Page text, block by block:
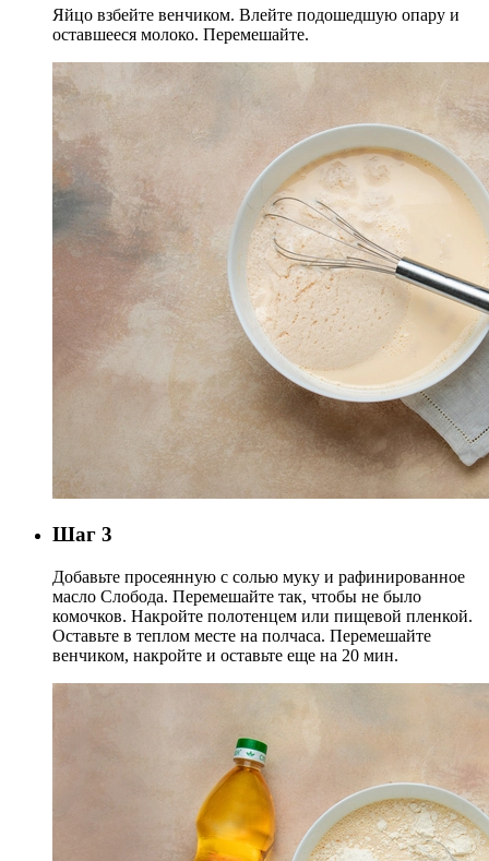
Яйцо взбейте венчиком. Влейте подошедшую опару и
оставшееся молоко. Перемешайте.
Шаг 3
Добавьте просеянную с солью муку и рафинированное
масло Слобода. Перемешайте так, чтобы не было
комочков. Накройте полотенцем или пищевой пленкой.
Оставьте в теплом месте на полчаса. Перемешайте
венчиком, накройте и оставьте еще на 20 мин.